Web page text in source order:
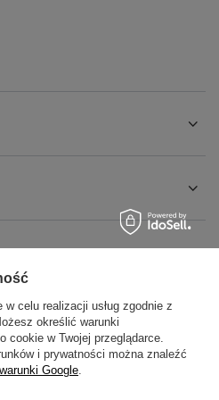
celu realizacji usług zgodnie z
określić warunki
cookie w Twojej przeglądarce.
i prywatności można znaleźć
Google.